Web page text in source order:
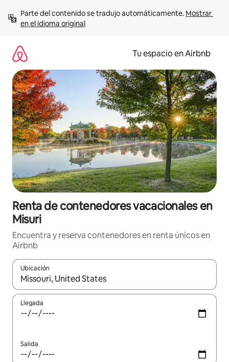
contenido
Parte del contenido se tradujo automáticamente. Mostrar
en el idioma original
Tu espacio en Airbnb
Renta de contenedores vacacionales en
Misuri
Encuentra y reserva contenedores en renta únicos en
Airbnb
Ubicación
Cuando los resultados estén disponibles, podrás navegar
Llegada
Salida